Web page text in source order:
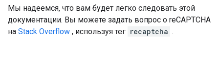
Мы надеемся, что вам будет легко следовать этой
документации. Вы можете задать вопрос о reCAPTCHA
на Stack Overflow , используя тег recaptcha .